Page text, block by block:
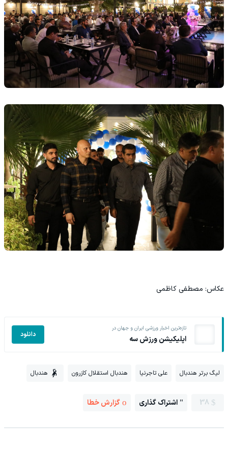
عکاس: مصطفی کاظمی
تازه‌ترین اخبار ورزشی ایران و جهان در
اپلیکیشن ورزش سه دانلود
لیگ برتر هندبال علی تاجرنیا هندبال استقلال کازرون هندبال
38 اشتراک گذاری گزارش خطا